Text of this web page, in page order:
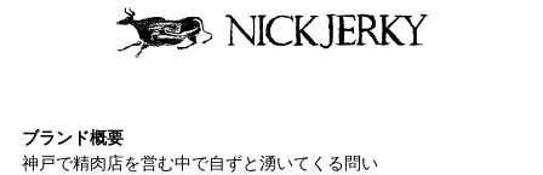
ブランド概要
神戸で精肉店を営む中で自ずと湧いてくる問い